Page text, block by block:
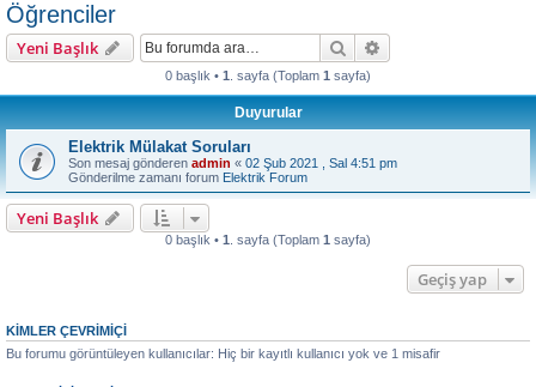
Öğrenciler
Yeni Başlık Ara
0 başlık • 1 . sayfa (Toplam 1 sayfa)
Duyurular
Elektrik Mülakat Soruları
Son mesaj gönderen admin « 02 Şub 2021 , Sal 4:51 pm
Gönderilme zamanı forum Elektrik Forum
Yeni Başlık
0 başlık • 1 . sayfa (Toplam 1 sayfa)
Geçiş yap
KIMLER ÇEVRIMIÇI
Bu forumu görüntüleyen kullanıcılar: Hiç bir kayıtlı kullanıcı yok ve 1 misafir